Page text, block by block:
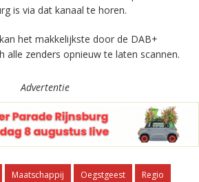
is via dat kanaal te horen.
het makkelijkste door de DAB+
alle zenders opnieuw te laten scannen.
Advertentie
Maatschappij Oegstgeest
Regio